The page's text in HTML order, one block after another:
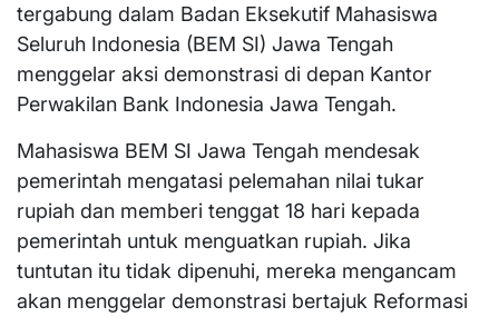
tergabung dalam Badan Eksekutif Mahasiswa
Seluruh Indonesia (BEM SI) Jawa Tengah
menggelar aksi demonstrasi di depan Kantor
Perwakilan Bank Indonesia Jawa Tengah.
Mahasiswa BEM SI Jawa Tengah mendesak
pemerintah mengatasi pelemahan nilai tukar
rupiah dan memberi tenggat 18 hari kepada
pemerintah untuk menguatkan rupiah. Jika
tuntutan itu tidak dipenuhi, mereka mengancam
akan menggelar demonstrasi bertajuk Reformasi